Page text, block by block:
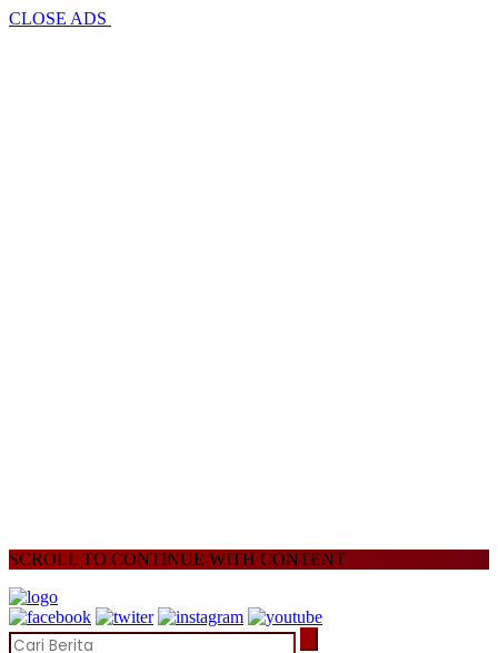
CLOSE ADS
SCROLL TO CONTINUE WITH CONTENT